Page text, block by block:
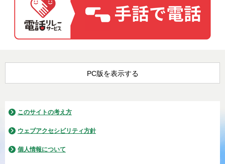
PC版を表示する
このサイトの考え方
ウェブアクセシビリティ方針
個人情報について